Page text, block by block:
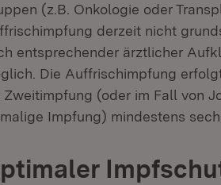
(z.B. Onkologie oder
derzeit nicht
entsprechender ärztlicher
Die Auffrischimpfung
Zweitimpfung (oder im Fall von
Impfung) mindestens